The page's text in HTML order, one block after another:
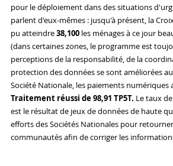
pour le déploiement dans des situations
parlent d'eux-mêmes : jusqu'à présent, la
pu atteindre38,100les ménages à ce jour
(dans certaines zones, le programme est
perceptions de la responsabilité, de la
protection des données se sont améliorées
Société Nationale, les paiements numériques
Traitement réussi de 98,91 TP5T. Le taux
est le résultat de jeux de données de haute
efforts des Sociétés Nationales pour
communautés afin de corriger les